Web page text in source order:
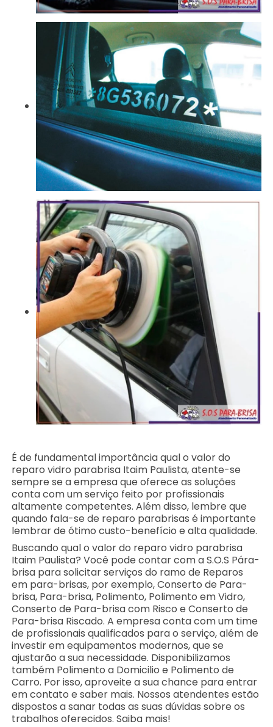
É de fundamental importância qual o valor do
reparo vidro parabrisa Itaim Paulista, atente-se
sempre se a empresa que oferece as soluções
conta com um serviço feito por profissionais
altamente competentes. Além disso, lembre que
quando fala-se de reparo parabrisas é importante
lembrar de ótimo custo-benefício e alta qualidade.
Buscando qual o valor do reparo vidro parabrisa
Itaim Paulista? Você pode contar com a S.O.S Pára-
brisa para solicitar serviços do ramo de Reparos
em para-brisas, por exemplo, Conserto de Para-
brisa, Para-brisa, Polimento, Polimento em Vidro,
Conserto de Para-brisa com Risco e Conserto de
Para-brisa Riscado. A empresa conta com um time
de profissionais qualificados para o serviço, além de
investir em equipamentos modernos, que se
ajustarão a sua necessidade. Disponibilizamos
também Polimento a Domicilio e Polimento de
Carro. Por isso, aproveite a sua chance para entrar
em contato e saber mais. Nossos atendentes estão
dispostos a sanar todas as suas dúvidas sobre os
trabalhos oferecidos. Saiba mais!